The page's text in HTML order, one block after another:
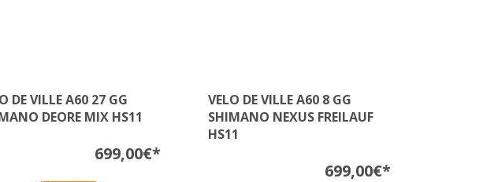
DE VILLE A60 27 GG
DEORE MIX HS11
699,00€*
VELO DE VILLE A60 8 GG
SHIMANO NEXUS FREILAUF
HS11
699,00€*